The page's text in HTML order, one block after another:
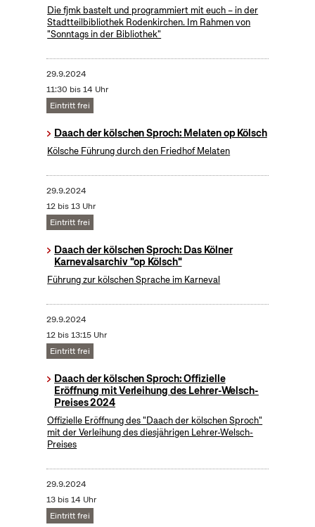
Die fjmk bastelt und programmiert mit euch – in der
Stadtteilbibliothek Rodenkirchen. Im Rahmen von
"Sonntags in der Bibliothek"
29.9.2024
11:30 bis 14 Uhr
Eintritt frei
Daach der kölschen Sproch: Melaten op Kölsch
Kölsche Führung durch den Friedhof Melaten
29.9.2024
12 bis 13 Uhr
Eintritt frei
Daach der kölschen Sproch: Das Kölner
Karnevalsarchiv "op Kölsch"
Führung zur kölschen Sprache im Karneval
29.9.2024
12 bis 13:15 Uhr
Eintritt frei
Daach der kölschen Sproch: Offizielle
Eröffnung mit Verleihung des Lehrer-Welsch-
Preises 2024
Offizielle Eröffnung des "Daach der kölschen Sproch"
mit der Verleihung des diesjährigen Lehrer-Welsch-
Preises
29.9.2024
13 bis 14 Uhr
Eintritt frei